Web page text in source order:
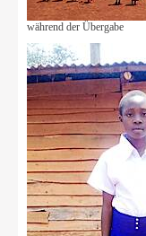
während der Übergabe